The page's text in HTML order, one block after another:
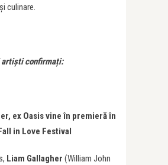
culinare.
artiști confirmați:
, ex Oasis vine în premieră în
in Love Festival
Liam Gallagher (William John